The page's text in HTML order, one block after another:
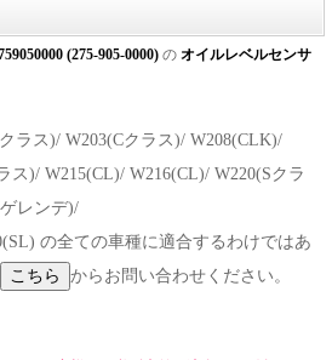
(275-905-0000) の オイルレベルセンサ
ラス)/ W203(Cクラス)/ W208(CLK)/
ス)/ W215(CL)/ W216(CL)/ W220(Sクラ
レンデ)/
の全ての車種に適合するわけではあ
からお問い合わせください。